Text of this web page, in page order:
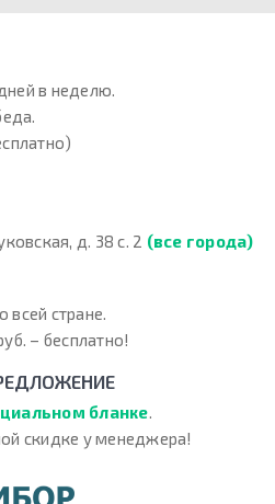
в неделю.
д. 38 с. 2 (все города)
всей стране.
– бесплатно!
бланке.
скидке у менеджера!